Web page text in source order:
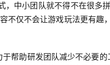
，中小团队就不得不在很多
不仅不会让游戏玩法更有
帮助研发团队减少不必要